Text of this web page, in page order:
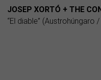
JOSEP XORTÓ + THE
“El diable”